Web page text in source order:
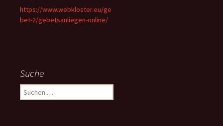
https://www.webkloster.eu/ge
bet-2/gebetsanliegen-online/
Suche
Suchen
nach: